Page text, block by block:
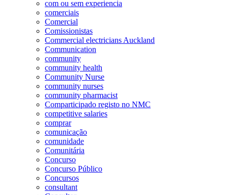
com ou sem experiencia
comerciais
Comercial
Comissionistas
Commercial electricians Auckland
Communication
community
community health
Community Nurse
community nurses
community pharmacist
Comparticipado registo no NMC
competitive salaries
comprar
comunicação
comunidade
Comunitária
Concurso
Concurso Público
Concursos
consultant